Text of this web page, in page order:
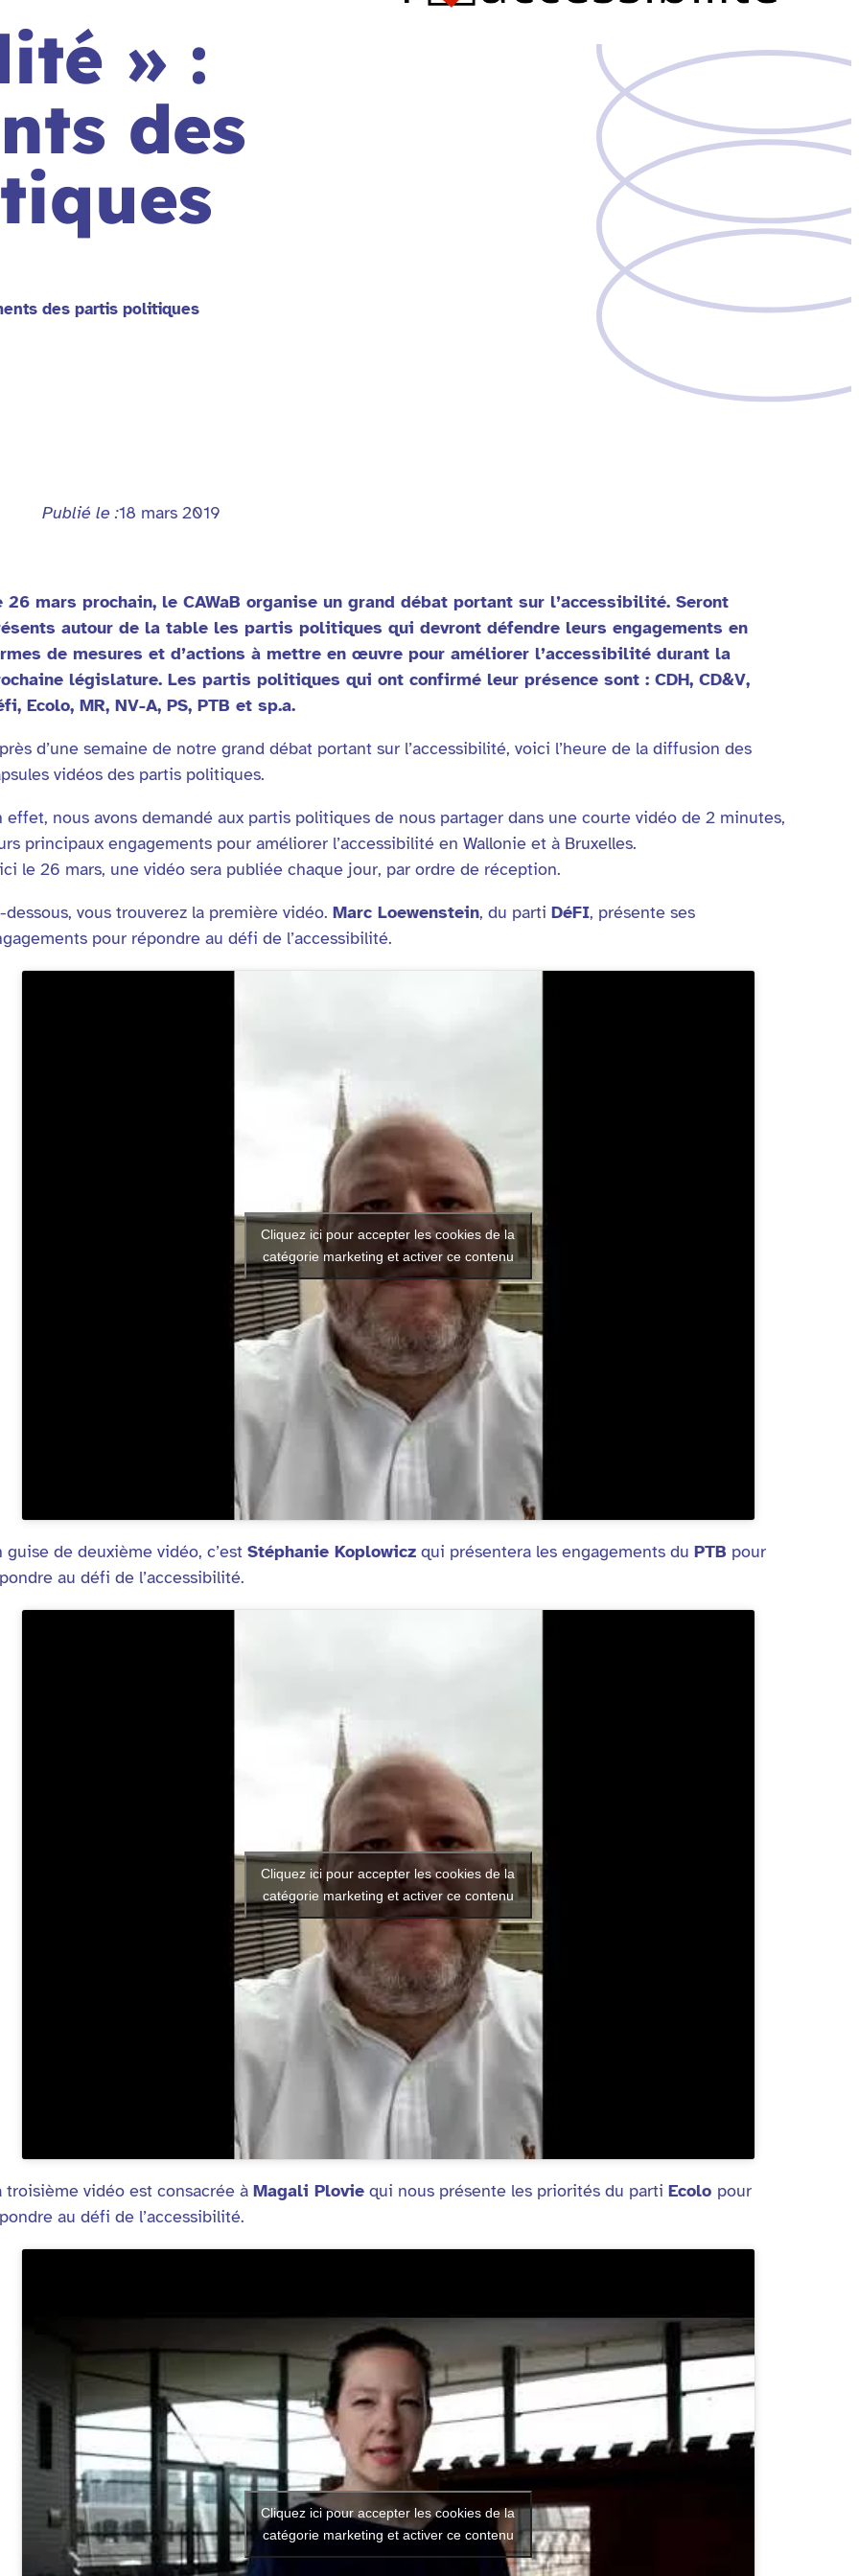
» :
des
des partis politiques
Publié le :18 mars 2019
26 mars prochain, le CAWaB organise un grand débat portant sur l’accessibilité. Seront
autour de la table les partis politiques qui devront défendre leurs engagements en
de mesures et d’actions à mettre en œuvre pour améliorer l’accessibilité durant la
législature. Les partis politiques qui ont confirmé leur présence sont : CDH, CD&V,
Ecolo, MR, NV-A, PS, PTB et sp.a.
d’une semaine de notre grand débat portant sur l’accessibilité, voici l’heure de la diffusion des
vidéos des partis politiques.
effet, nous avons demandé aux partis politiques de nous partager dans une courte vidéo de 2 minutes,
principaux engagements pour améliorer l’accessibilité en Wallonie et à Bruxelles.
le 26 mars, une vidéo sera publiée chaque jour, par ordre de réception.
dessous, vous trouverez la première vidéo. Marc Loewenstein, du parti DéFI, présente ses
pour répondre au défi de l’accessibilité.
Cliquez ici pour accepter les cookies de la
catégorie marketing et activer ce contenu
guise de deuxième vidéo, c’est Stéphanie Koplowiczqui présentera les engagements du PTB pour
au défi de l’accessibilité.
Cliquez ici pour accepter les cookies de la
catégorie marketing et activer ce contenu
troisième vidéo est consacrée à Magali Ploviequi nous présente les priorités du parti Ecolo pour
au défi de l’accessibilité.
Cliquez ici pour accepter les cookies de la
catégorie marketing et activer ce contenu